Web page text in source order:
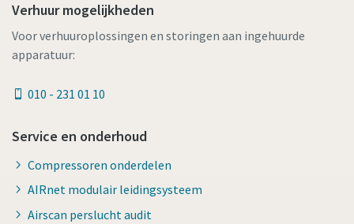
Verhuur mogelijkheden
Voor verhuuroplossingen en storingen aan ingehuurde
apparatuur:
010 - 231 01 10
Service en onderhoud
Compressoren onderdelen
AIRnet modulair leidingsysteem
Airscan perslucht audit